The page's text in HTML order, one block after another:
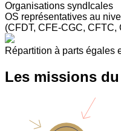
Organisations syndIcales
OS représentatives au
(CFDT, CFE-CGC, CFTC,
Répartition à parts égales
Les missions